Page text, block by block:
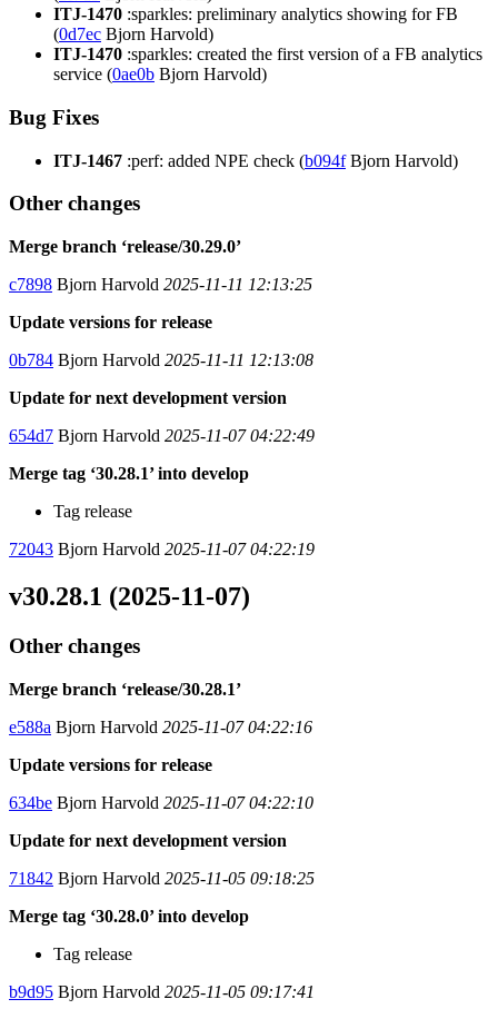
ITJ-1470 :sparkles: preliminary analytics showing for FB
(0d7ec Bjorn Harvold)
ITJ-1470 :sparkles: created the first version of a FB analytics
service (0ae0b Bjorn Harvold)
Bug Fixes
ITJ-1467 :perf: added NPE check (b094fBjorn Harvold)
Other changes
Merge branch ‘release/30.29.0’
c7898 Bjorn Harvold 2025-11-11 12:13:25
Update versions for release
0b784 Bjorn Harvold 2025-11-11 12:13:08
Update for next development version
654d7 Bjorn Harvold 2025-11-07 04:22:49
Merge tag ‘30.28.1’ into develop
Tag release
72043 Bjorn Harvold 2025-11-07 04:22:19
v30.28.1 (2025-11-07)
Other changes
Merge branch ‘release/30.28.1’
e588a Bjorn Harvold 2025-11-07 04:22:16
Update versions for release
634be Bjorn Harvold 2025-11-07 04:22:10
Update for next development version
71842 Bjorn Harvold 2025-11-05 09:18:25
Merge tag ‘30.28.0’ into develop
Tag release
b9d95 Bjorn Harvold 2025-11-05 09:17:41